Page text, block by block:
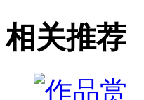
相关推荐